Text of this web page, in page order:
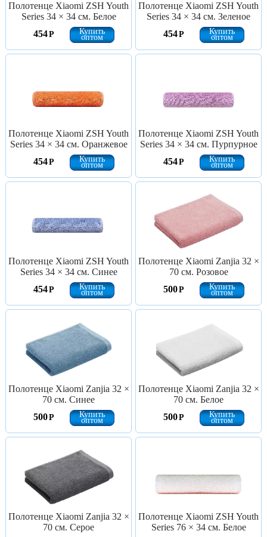
Полотенце Xiaomi ZSH Youth
Series 34 × 34 см. Белое
454Р Купить
оптом
Полотенце Xiaomi ZSH Youth
Series 34 × 34 см. Зеленое
454Р Купить
оптом
Полотенце Xiaomi ZSH Youth
Series 34 × 34 см. Оранжевое
454Р Купить
оптом
Полотенце Xiaomi ZSH Youth
Series 34 × 34 см. Пурпурное
454Р Купить
оптом
Полотенце Xiaomi ZSH Youth
Series 34 × 34 см. Синее
454Р Купить
оптом
Полотенце Xiaomi Zanjia 32 ×
70 см. Розовое
500Р Купить
оптом
Полотенце Xiaomi Zanjia 32 ×
70 см. Синее
500Р Купить
оптом
Полотенце Xiaomi Zanjia 32 ×
70 см. Белое
500Р Купить
оптом
Полотенце Xiaomi Zanjia 32 ×
70 см. Серое
Полотенце Xiaomi ZSH Youth
Series 76 × 34 см. Белое